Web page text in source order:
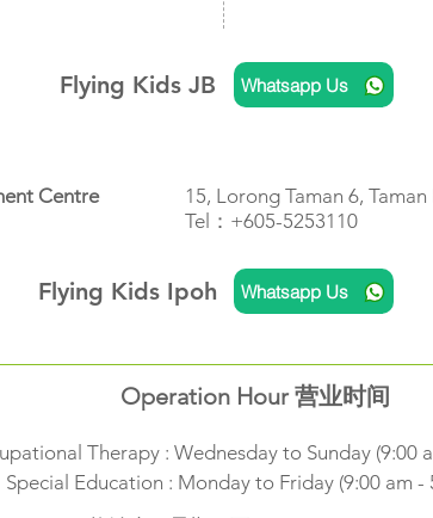
Flying Kids JB Whatsapp Us
Centre
15, Lorong Taman 6,
Tel：+605-5253110​
Flying Kids Ipoh Whatsapp Us
Operation Hour 营业时间
Therapy : Wednesday to Sunday (9:00
Special Education : Monday to Friday (9:00 am -